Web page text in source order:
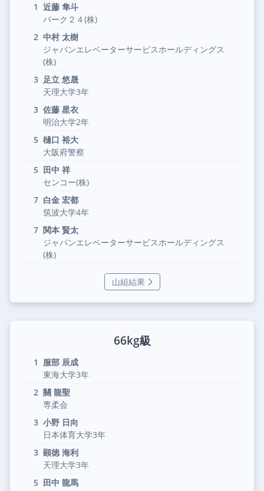
1 近藤 隼斗
パーク２４(株)
2 中村 太樹
ジャパンエレベーターサービスホールディングス
(株)
3 足立 悠晟
天理大学3年
3 佐藤 星衣
明治大学2年
5 樋口 裕大
大阪府警察
5 田中 祥
センコー(株)
7 白金 宏都
筑波大学4年
7 関本 賢太
ジャパンエレベーターサービスホールディングス
(株)
山組結果
66kg級
1 服部 辰成
東海大学3年
2 關 龍聖
専柔会
3 小野 日向
日本体育大学3年
3 顕徳 海利
天理大学3年
5 田中 龍馬